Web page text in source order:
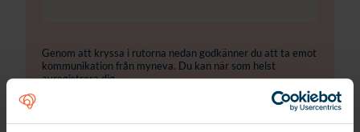
Genom att kryssa i rutorna nedan godkänner du att ta emot
kommunikation från myneva. Du kan när som helst
avregistrera dig.
Jag samtycker till att ta emot Newsletter utskick från
myneva.